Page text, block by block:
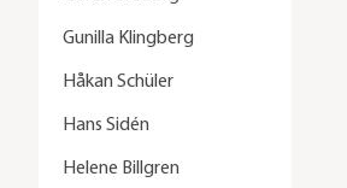
Gunilla Klingberg
Håkan Schüler
Hans Sidén
Helene Billgren